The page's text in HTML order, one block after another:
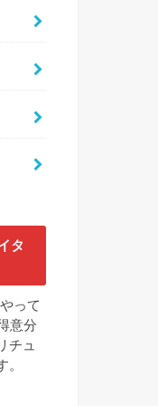
タ
って
意分
チュ